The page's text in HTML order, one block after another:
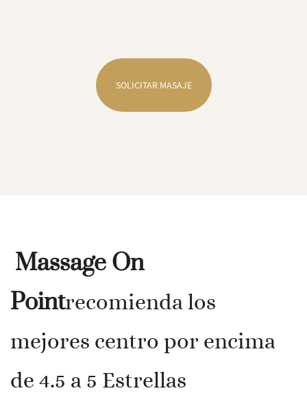
SOLICITAR MASAJE
Massage On
Pointrecomienda los
mejores centro por encima
de 4.5 a 5 Estrellas